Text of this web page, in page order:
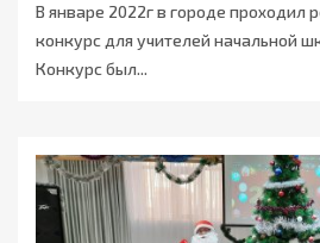
В январе 2022г в городе проходил
конкурс для учителей начальной
Конкурс был...